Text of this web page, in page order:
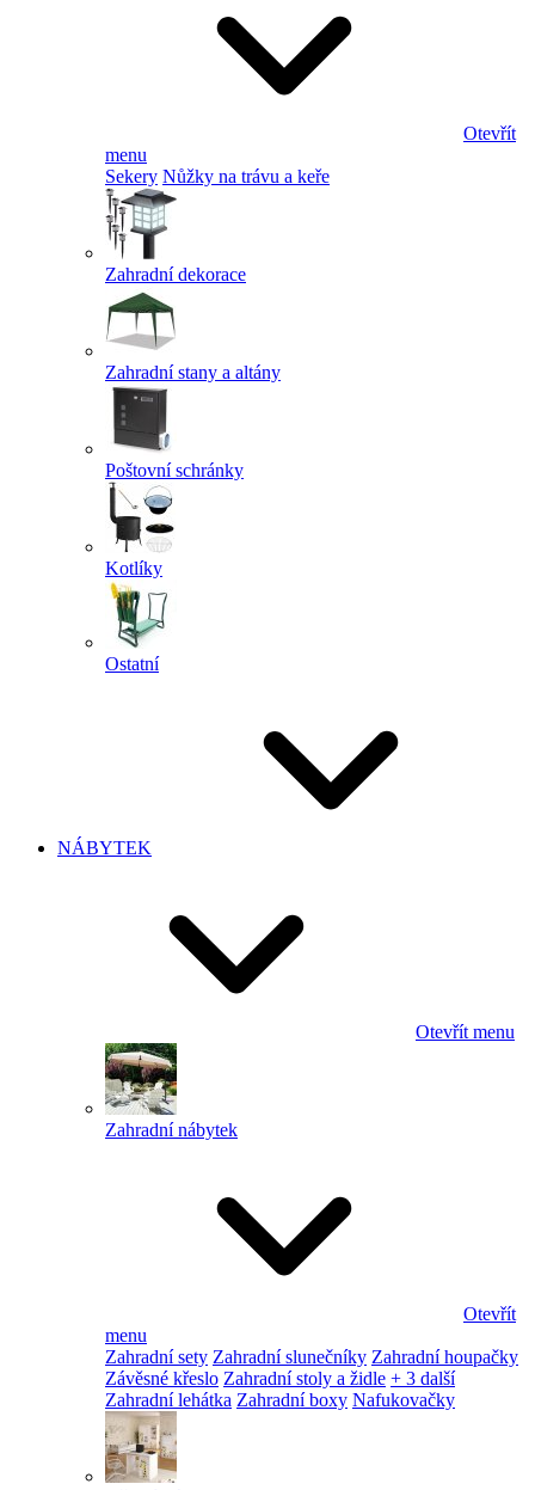
Otevřít
menu
Sekery Nůžky na trávu a keře
Zahradní dekorace
Zahradní stany a altány
Poštovní schránky
Kotlíky
Ostatní
NÁBYTEK
Otevřít menu
Zahradní nábytek
Otevřít
menu
Zahradní sety Zahradní slunečníky Zahradní houpačky
Závěsné křeslo Zahradní stoly a židle + 3 další
Zahradní lehátka Zahradní boxy Nafukovačky